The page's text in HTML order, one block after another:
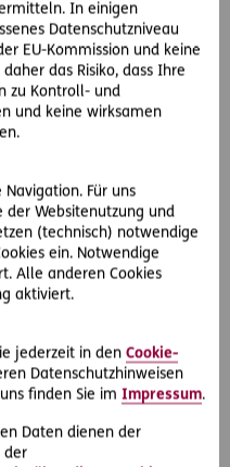
In einigen
Datenschutzniveau
EU-Kommission und keine
das Risiko, dass Ihre
zu Kontroll- und
und keine wirksamen
Für uns
der Websitenutzung und
(technisch) notwendige
ein. Notwendige
Alle anderen Cookies
aktiviert.
jederzeit in den Cookie-
Datenschutzhinweisen
finden Sie im Impressum.
Daten dienen der
der
Nachname*
zum Maklerforum in